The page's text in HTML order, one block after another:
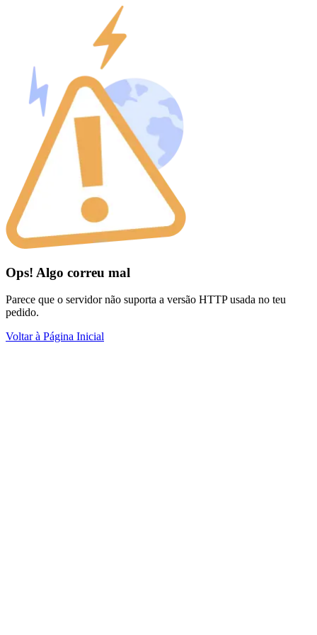
Ops! Algo correu mal
Parece que o servidor não suporta a versão HTTP usada no teu
pedido.
Voltar à Página Inicial